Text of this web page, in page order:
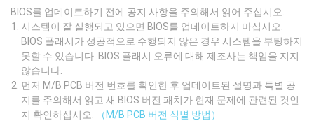
BIOS를 업데이트하기 전에 공지 사항을 주의해서 읽어 주십시오.
시스템이 잘 실행되고 있으면 BIOS를 업데이트하지 마십시오.
BIOS 플래시가 성공적으로 수행되지 않은 경우 시스템을 부팅하지
못할 수 있습니다. BIOS 플래시 오류에 대해 제조사는 책임을 지지
않습니다.
먼저 M/B PCB 버전 번호를 확인한 후 업데이트된 설명과 특별 공
지를 주의해서 읽고 새 BIOS 버전 패치가 현재 문제에 관련된 것인
지 확인하십시오.
（M/B PCB 버전 식별 방법）